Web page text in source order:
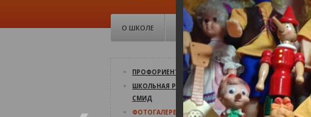
О ШКОЛЕ ДОКУМЕНТЫ ШКОЛЬНАЯ
ПРОФОРИЕНТАЦИЯ
ШКОЛЬНАЯ РЕСПУБЛИКА
СМИД
ФОТОГАЛЕРЕЯ